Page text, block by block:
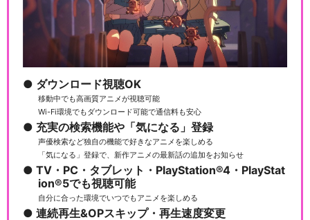
ダウンロード視聴OK
移動中でも高画質アニメが視聴可能
Wi-Fi環境でもダウンロード可能で通信料も安心
充実の検索機能や「気になる」登録
声優検索など独自の機能で好きなアニメを楽しめる
「気になる」登録で、新作アニメの最新話の追加をお知らせ
TV・PC・タブレット・PlayStation®4・PlayStat
ion®5でも視聴可能
自分に合った環境でいつでもアニメを楽しめる
連続再生&OPスキップ・再生速度変更